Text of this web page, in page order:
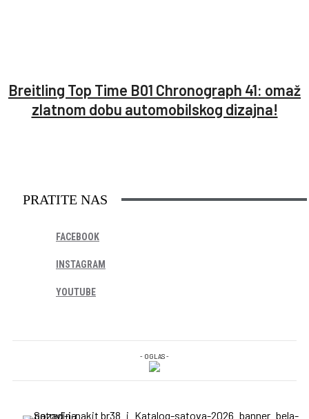
Breitling Top Time B01 Chronograph 41: omaž
zlatnom dobu automobilskog dizajna!
PRATITE NAS
FACEBOOK
INSTAGRAM
YOUTUBE
- OGLAS -